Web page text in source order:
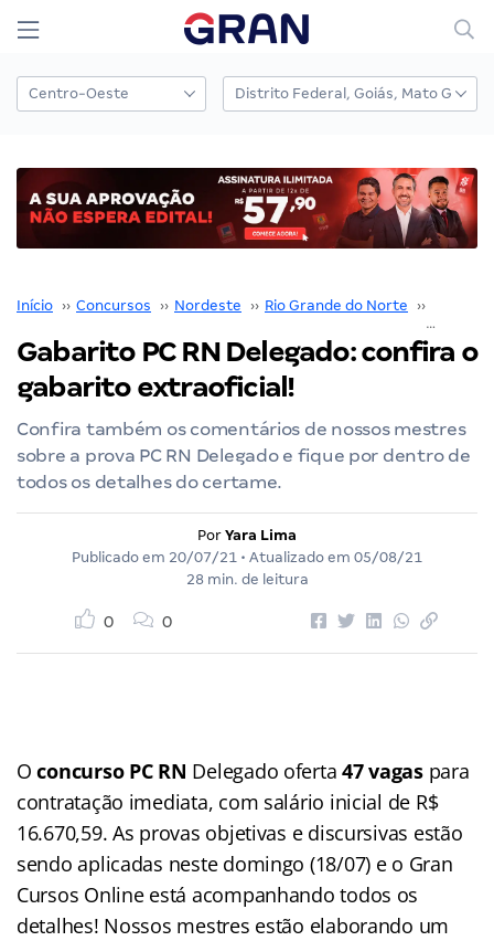
Início ›› Concursos ›› Nordeste ›› Rio Grande do Norte ››
Gabarito PC RN Delegado: confira o
gabarito extraoficial!
Confira também os comentários de nossos mestres
sobre a prova PC RN Delegado e fique por dentro de
todos os detalhes do certame.
Por Yara Lima
Publicado em 20/07/21 • Atualizado em 05/08/21
28 min. de leitura
0 0
Oconcurso PC RN Delegado oferta 47 vagaspara
contratação imediata, com salário inicial de R$
16.670,59. As provas objetivas e discursivas estão
sendo aplicadas neste domingo (18/07) e o Gran
Cursos Online está acompanhando todos os
detalhes! Nossos mestres estão elaborando um